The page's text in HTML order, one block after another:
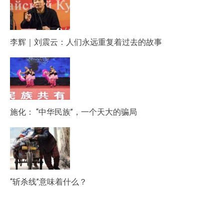
李辉｜刘震云：人们永远重复着过去的故事
施化： “中华民族”，一个天大的骗局
“斩杀线”意味着什么？